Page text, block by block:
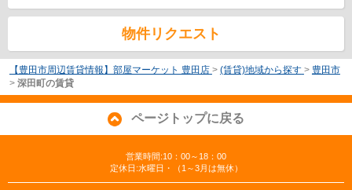
物件リクエスト
【豊田市周辺賃貸情報】部屋マーケット 豊田店 > (賃貸)地域から探す > 豊田市
> 深田町の賃貸
ページトップに戻る
営業時間:10：00～18：00
定休日:水曜日・（1～3月は無休）